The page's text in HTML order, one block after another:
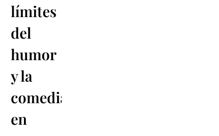
límites
del
humor
y la
comedia,
en